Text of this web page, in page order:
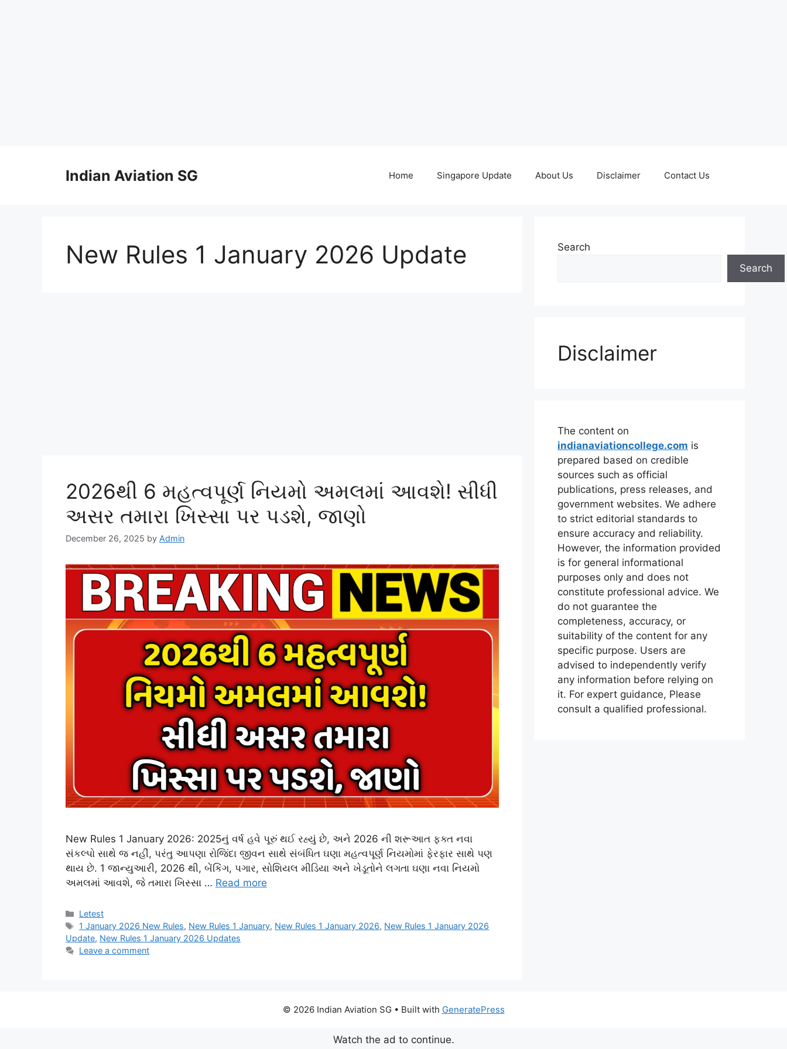
Indian Aviation SG Home Singapore Update About Us Disclaimer Contact Us
New Rules 1 January 2026 Update
2026થી 6 મહત્વપૂર્ણ નિયમો અમલમાં આવશે! સીધી
અસર તમારા ખિસ્સા પર પડશે, જાણો
December 26, 2025 by Admin
New Rules 1 January 2026: 2025નું વર્ષ હવે પૂરું થઈ રહ્યું છે, અને 2026 ની શરૂઆત ફક્ત નવા
સંકલ્પો સાથે જ નહીં, પરંતુ આપણા રોજિંદા જીવન સાથે સંબંધિત ઘણા મહત્વપૂર્ણ નિયમોમાં ફેરફાર સાથે પણ
થાય છે. 1 જાન્યુઆરી, 2026 થી, બેંકિંગ, પગાર, સોશિયલ મીડિયા અને ખેડૂતોને લગતા ઘણા નવા નિયમો
અમલમાં આવશે, જે તમારા ખિસ્સા … Read more
Categories
Letest
Tags
1 January 2026 New Rules, New Rules 1 January, New Rules 1 January 2026, New Rules 1 January 2026
Update, New Rules 1 January 2026 Updates
Leave a comment
Search
Search
Disclaimer
The content on
indianaviationcollege.com is
prepared based on credible
sources such as official
publications, press releases, and
government websites. We adhere
to strict editorial standards to
ensure accuracy and reliability.
However, the information provided
is for general informational
purposes only and does not
constitute professional advice. We
do not guarantee the
completeness, accuracy, or
suitability of the content for any
specific purpose. Users are
advised to independently verify
any information before relying on
it. For expert guidance, Please
consult a qualified professional.
© 2026 Indian Aviation SG• Built with GeneratePress
Watch the ad to continue.